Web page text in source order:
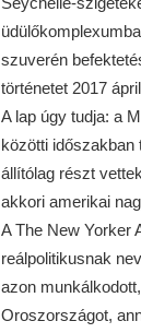
szuverén
történetet 2017
A lap úgy tudja: a
közötti időszakban
állítólag részt
akkori amerikai
A The New Yorker
reálpolitikusnak
azon
Oroszországot,